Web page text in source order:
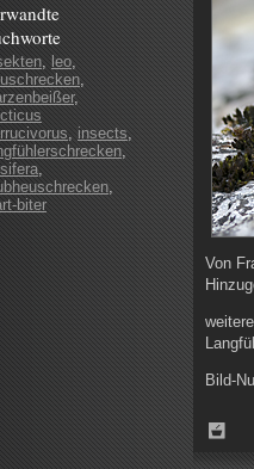
, leo,
,
,
, insects,
,
,
,
biter
Von
Bild-